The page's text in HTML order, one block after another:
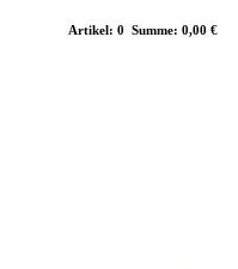
Artikel: 0 Summe: 0,00 €